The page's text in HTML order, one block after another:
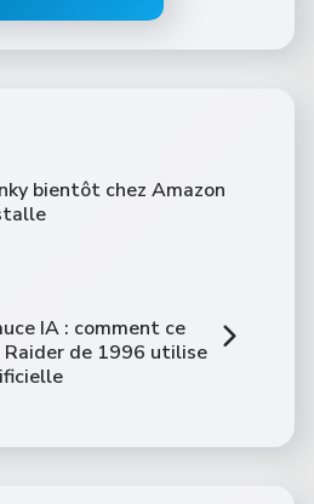
bientôt chez Amazon
IA : comment ce
Raider de 1996 utilise